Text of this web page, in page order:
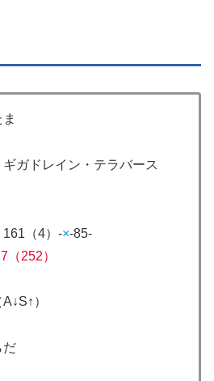
ガドレイン・テラバース
（4）-×-85-
（252）
）
だ